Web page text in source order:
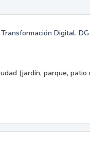
Digital.
(jardín, parque, patio